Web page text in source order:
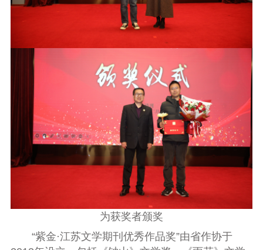
为获奖者颁奖
“紫金·江苏文学期刊优秀作品奖”由省作协于